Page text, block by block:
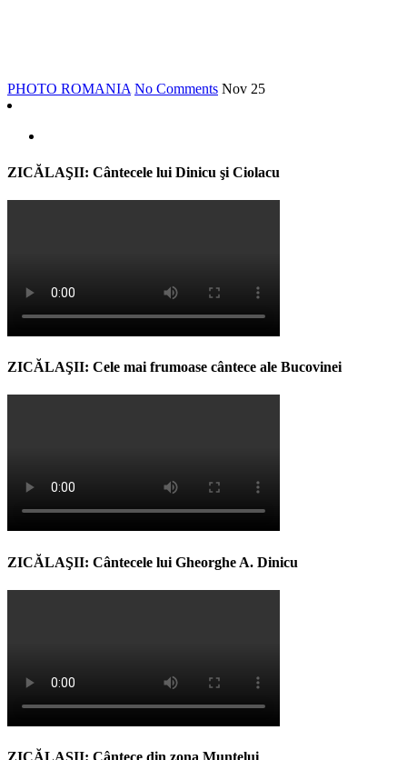
PHOTO ROMANIA No Comments Nov 25
ZICĂLAŞII: Cântecele lui Dinicu şi Ciolacu
ZICĂLAŞII: Cele mai frumoase cântece ale Bucovinei
ZICĂLAŞII: Cântecele lui Gheorghe A. Dinicu